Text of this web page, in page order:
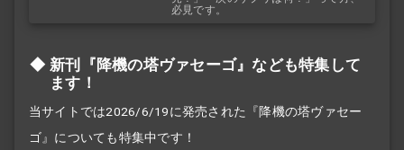
必見です。
新刊『降機の塔ヴァセーゴ』なども特集して
ます！
当サイトでは2026/6/19に発売された『降機の塔ヴァセー
ゴ』についても特集中です！